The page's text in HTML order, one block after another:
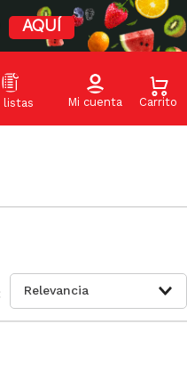
AQUÍ
Relevancia